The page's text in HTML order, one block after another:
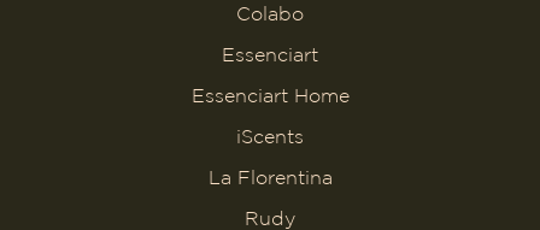
Colabo
Essenciart
Essenciart Home
iScents
La Florentina
Rudy